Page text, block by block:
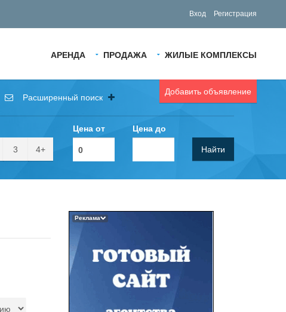
Вход Регистрация
АРЕНДА ПРОДАЖА ЖИЛЫЕ КОМПЛЕКСЫ
Добавить объявление
Расширенный поиск
3 4+
Цена от Цена до
Найти
Реклама